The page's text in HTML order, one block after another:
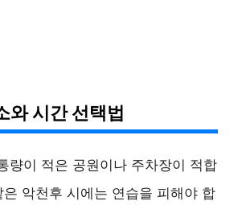
와 시간 선택법
량이 적은 공원이나 주차장이 적합
악천후 시에는 연습을 피해야 합